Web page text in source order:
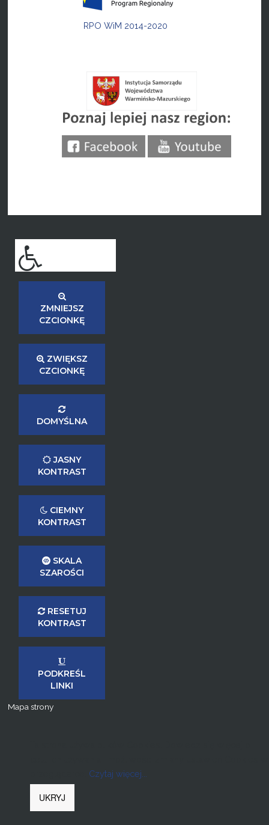
RPO WiM 2014-2020
ZMNIEJSZ
CZCIONKĘ
ZWIĘKSZ
CZCIONKĘ
DOMYŚLNA
JASNY
KONTRAST
CIEMNY
KONTRAST
SKALA
SZAROŚCI
RESETUJ
KONTRAST
PODKREŚL
LINKI
Mapa strony
Czytaj więcej...